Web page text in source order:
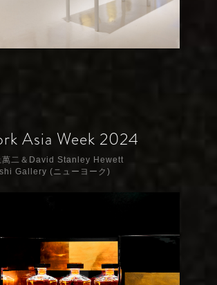
Asia Week 2024
萬二＆David Stanley Hewett
Gallery (ニューヨーク)